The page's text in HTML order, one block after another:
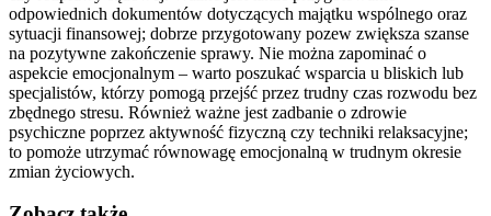
odpowiednich dokumentów dotyczących majątku wspólnego oraz
sytuacji finansowej; dobrze przygotowany pozew zwiększa szanse
na pozytywne zakończenie sprawy. Nie można zapominać o
aspekcie emocjonalnym – warto poszukać wsparcia u bliskich lub
specjalistów, którzy pomogą przejść przez trudny czas rozwodu bez
zbędnego stresu. Również ważne jest zadbanie o zdrowie
psychiczne poprzez aktywność fizyczną czy techniki relaksacyjne;
to pomoże utrzymać równowagę emocjonalną w trudnym okresie
zmian życiowych.